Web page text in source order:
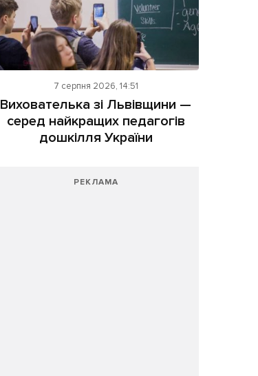
7 серпня 2026, 14:51
Вихователька зі Львівщини —
серед найкращих педагогів
дошкілля України
РЕКЛАМА